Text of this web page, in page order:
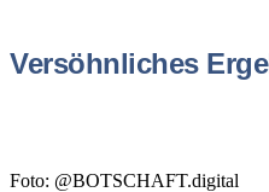
Versöhnliches
Foto: @BOTSCHAFT.digital